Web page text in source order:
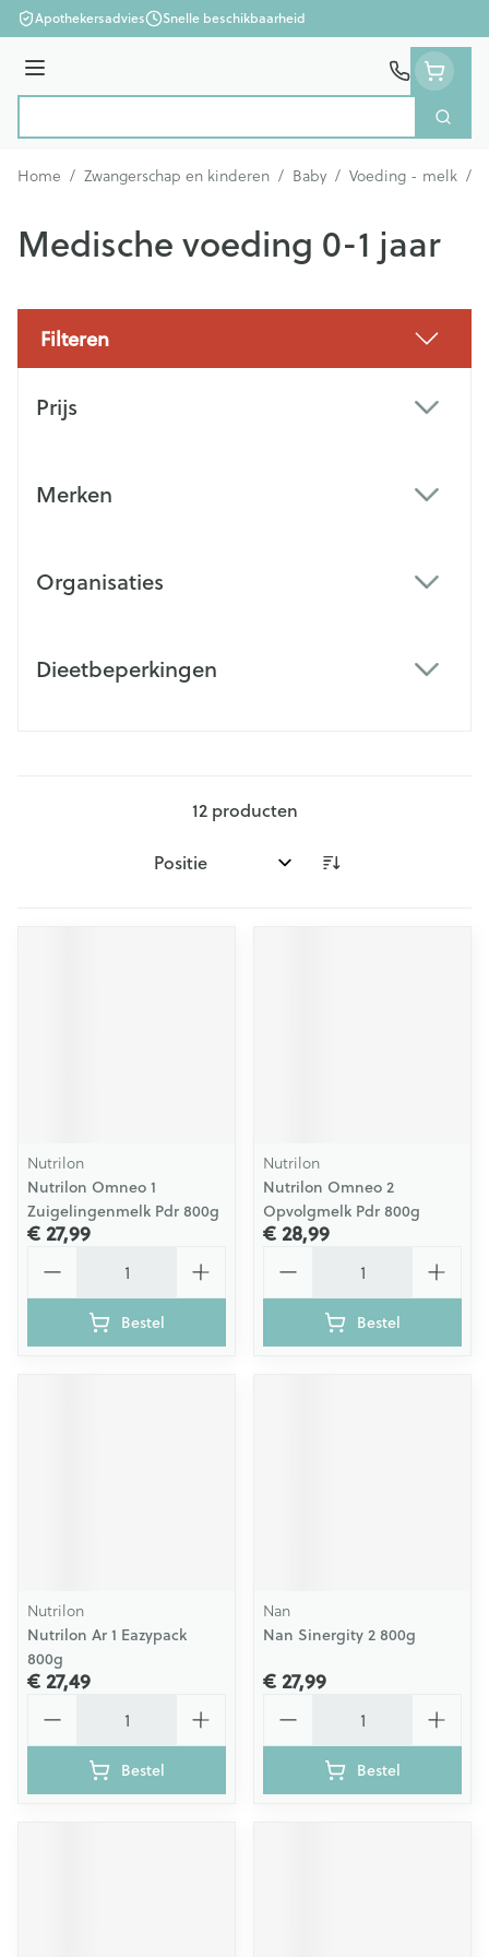
Ga naar de inhoud
Apothekersadvies Snelle beschikbaarheid
Menu
Zoek
Home / Zwangerschap en kinderen / Baby / Voeding - melk /
Medische voeding 0-1 jaar
Filteren
Prijs
Merken
Organisaties
Dieetbeperkingen
12producten
Sorteer op:
Nutrilon
Nutrilon Omneo 1
Zuigelingenmelk Pdr 800g
€ 27,99
Bestel
Nutrilon
Nutrilon Omneo 2
Opvolgmelk Pdr 800g
€ 28,99
Bestel
Nutrilon
Nutrilon Ar 1 Eazypack
800g
€ 27,49
Bestel
Nan
Nan Sinergity 2 800g
€ 27,99
Bestel